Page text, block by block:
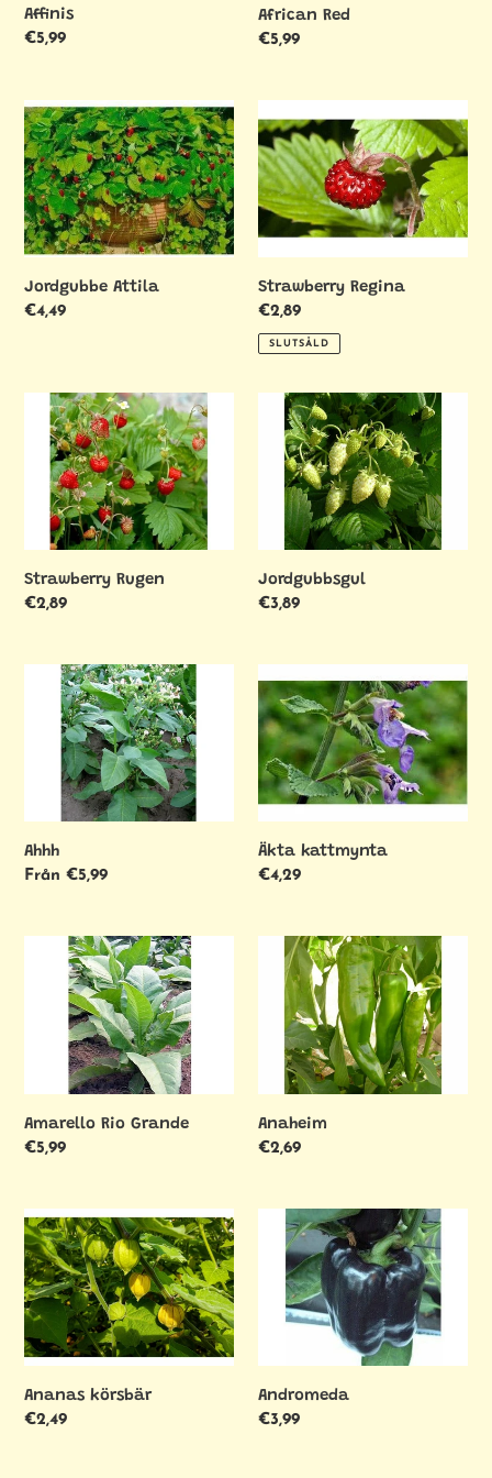
Affinis
Ordinarie
€5,99
African Red
Ordinarie
€5,99
Jordgubbe
Attila
Jordgubbe Attila
Ordinarie
€4,49
Regina
Strawberry Regina
Ordinarie
pris
€2,89
SLUTSÅLD
Strawberry
Rugen
Strawberry Rugen
Ordinarie
€2,89
Jordgubbsgul
Jordgubbsgul
Ordinarie
€3,89
Ahhh
Ahhh
Ordinarie
Från €5,99
Äkta
kattmynta
Äkta kattmynta
Ordinarie
€4,29
Amarello
Grande
Amarello Rio Grande
Ordinarie
€5,99
Anaheim
Anaheim
Ordinarie
€2,69
Ananas
körsbär
Ananas körsbär
Ordinarie
€2,49
Andromeda
Andromeda
Ordinarie
€3,99